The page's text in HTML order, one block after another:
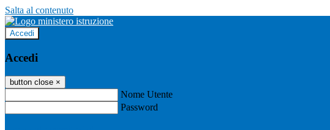
Salta al contenuto
Accedi
Accedi
button close ×
Nome Utente
Password